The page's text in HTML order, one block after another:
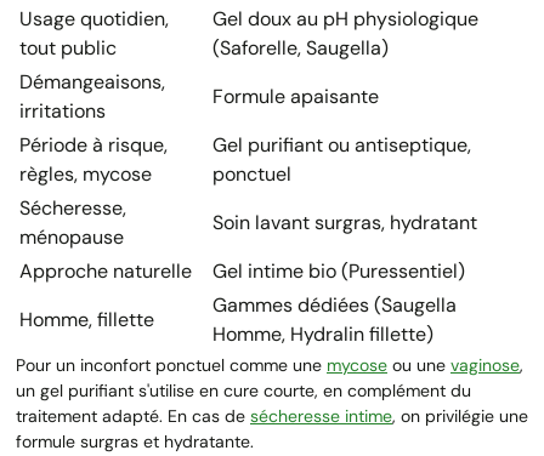
Usage quotidien,
tout public
Gel doux au pH physiologique
(Saforelle, Saugella)
Démangeaisons,
irritations
Formule apaisante
Période à risque,
règles, mycose
Gel purifiant ou antiseptique,
ponctuel
Sécheresse,
ménopause
Soin lavant surgras, hydratant
Approche naturelle
Gel intime bio (Puressentiel)
Homme, fillette
Gammes dédiées (Saugella
Homme, Hydralin fillette)
Pour un inconfort ponctuel comme une mycose ou une vaginose,
un gel purifiant s'utilise en cure courte, en complément du
traitement adapté. En cas de sécheresse intime, on privilégie une
formule surgras et hydratante.